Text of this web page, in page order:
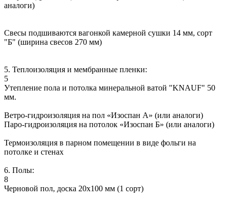
аналоги)
Свесы подшиваются вагонкой камерной сушки 14 мм, сорт
"Б" (ширина свесов 270 мм)
5. Теплоизоляция и мембранные пленки:
5
Утепление пола и потолка минеральной ватой "KNAUF" 50
мм.
Ветро-гидроизоляция на пол «Изоспан А» (или аналоги)
Паро-гидроизоляция на потолок «Изоспан Б» (или аналоги)
Термоизоляция в парном помещении в виде фольги на
потолке и стенах
6. Полы:
8
Черновой пол, доска 20х100 мм (1 сорт)